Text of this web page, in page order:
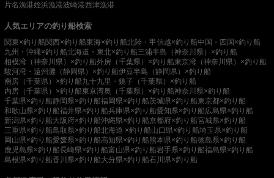
片名漁港姪浜漁港波崎港西津漁港
人気エリアの釣り船検索
関東×釣り船関西×釣り船東海×釣り船北陸・甲信越×釣り船中国・四国×釣り船
九州・沖縄×釣り船北海道・東北×釣り船三浦半島（神奈川県）×釣り船
相模湾（神奈川県）×釣り船外房（千葉県）×釣り船東京湾（神奈川県）×釣り船
駿河湾・遠州灘（静岡県）×釣り船伊豆半島（静岡県）×釣り船
南房（千葉県）×釣り船九十九里・銚子（千葉県）×釣り船
内房（千葉県）×釣り船東京湾奥（千葉県）×釣り船神奈川県×釣り船
千葉県×釣り船静岡県×釣り船福岡県×釣り船茨城県×釣り船東京都×釣り船
和歌山県×釣り船福井県×釣り船兵庫県×釣り船愛知県×釣り船広島県×釣り船
新潟県×釣り船大阪府×釣り船沖縄県×釣り船京都府×釣り船宮城県×釣り船
三重県×釣り船鳥取県×釣り船北海道 ×釣り船山口県×釣り船埼玉県×釣り船
岡山県×釣り船愛媛県×釣り船高知県×釣り船熊本県×釣り船徳島県×釣り船
鹿児島県×釣り船長崎県×釣り船富山県×釣り船岩手県×釣り船福島県×釣り船
島根県×釣り船香川県×釣り船大分県×釣り船石川県×釣り船